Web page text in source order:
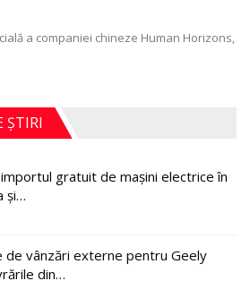
a companiei chineze Human Horizons,
ȘTIRI
gratuit de mașini electrice în
și…
de vânzări externe pentru Geely
din…